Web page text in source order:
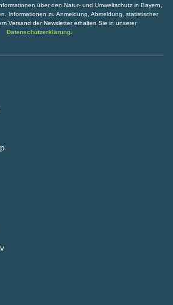
über den Natur- und Umweltschutz in Bayern,
Informationen zu Anmeldung, Abmeldung, statistischer
Versand der Newsletter erhalten Sie in unserer
Datenschutzerklärung